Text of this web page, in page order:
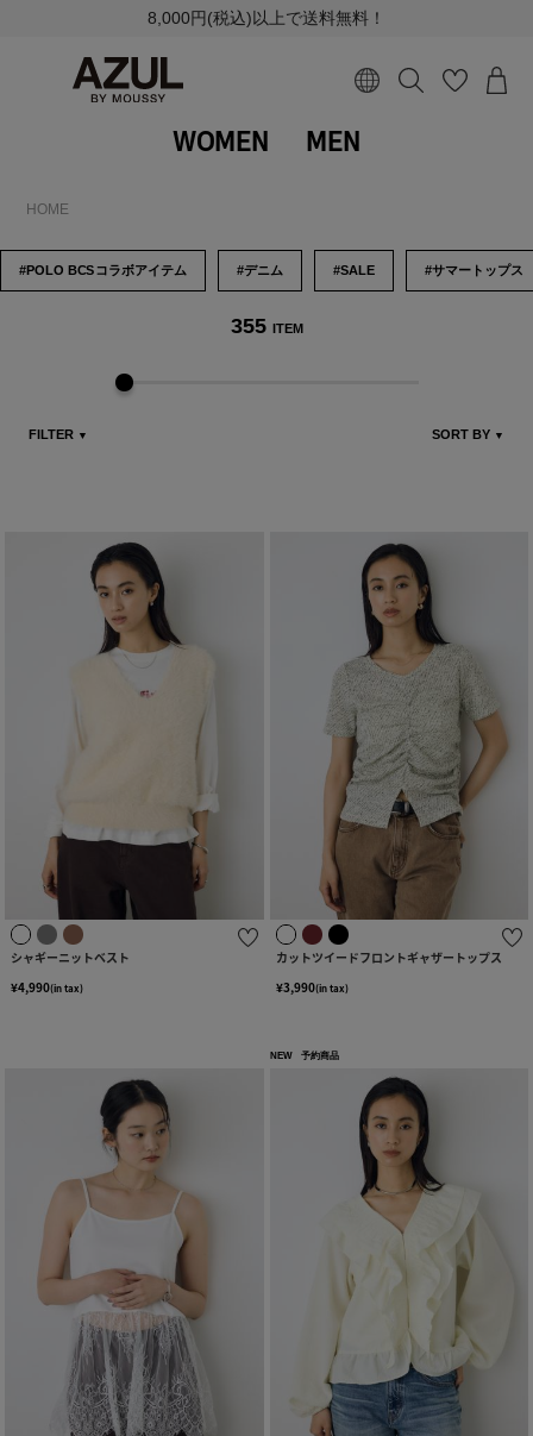
8,000円(税込)以上で送料無料！
WOMEN MEN
HOME
#POLO BCS コラボアイテム #デニム #SALE #サマートップス
355 ITEM
FILTER ▼ SORT BY ▼
シャギーニットベスト
¥4,990(in tax)
カットツイードフロントギャザートップス
¥3,990(in tax)
NEW 予約商品